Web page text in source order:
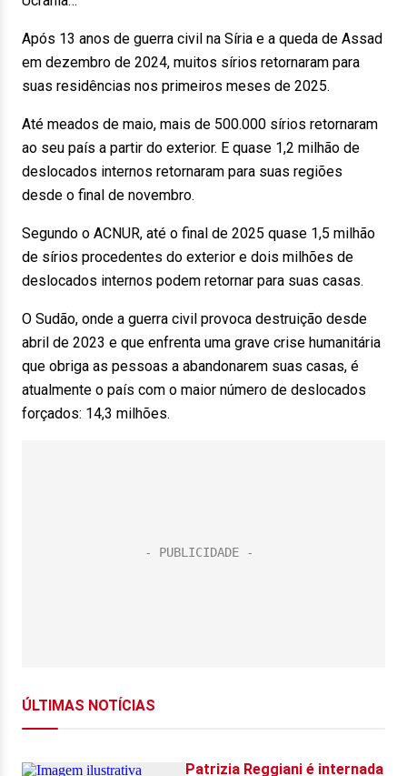
Após 13 anos de guerra civil na Síria e a queda de Assad
em dezembro de 2024, muitos sírios retornaram para
suas residências nos primeiros meses de 2025.
Até meados de maio, mais de 500.000 sírios retornaram
ao seu país a partir do exterior. E quase 1,2 milhão de
deslocados internos retornaram para suas regiões
desde o final de novembro.
Segundo o ACNUR, até o final de 2025 quase 1,5 milhão
de sírios procedentes do exterior e dois milhões de
deslocados internos podem retornar para suas casas.
O Sudão, onde a guerra civil provoca destruição desde
abril de 2023 e que enfrenta uma grave crise humanitária
que obriga as pessoas a abandonarem suas casas, é
atualmente o país com o maior número de deslocados
forçados: 14,3 milhões.